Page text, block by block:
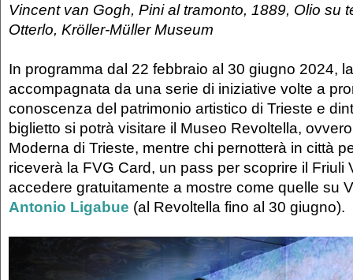
Vincent van Gogh, Pini al tramonto, 1889, Olio su
Otterlo, Kröller-Müller Museum
In programma dal 22 febbraio al 30 giugno 2024,
accompagnata da una serie di iniziative volte a
conoscenza del patrimonio artistico di Trieste e
biglietto si potrà visitare il Museo Revoltella,
Moderna di Trieste, mentre chi pernotterà in città
riceverà la FVG Card, un pass per scoprire il Friuli
accedere gratuitamente a mostre come quelle su
Antonio Ligabue (al Revoltella fino al 30 giugno).